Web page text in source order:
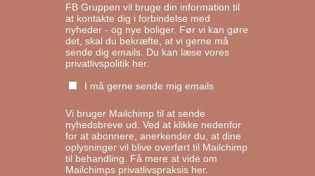
FB Gruppen vil bruge din information til
at kontakte dig i forbindelse med
nyheder - og nye boliger. Før vi kan gøre
det, skal du bekræfte, at vi gerne må
sende dig emails. Du kan læse vores
privatlivspolitik her.
I må gerne sende mig emails
Vi bruger Mailchimp til at sende
nyhedsbreve ud. Ved at klikke nedenfor
for at abonnere, anerkender du, at dine
oplysninger vil blive overført til Mailchimp
til behandling. Få mere at vide om
Mailchimps privatlivspraksis her.